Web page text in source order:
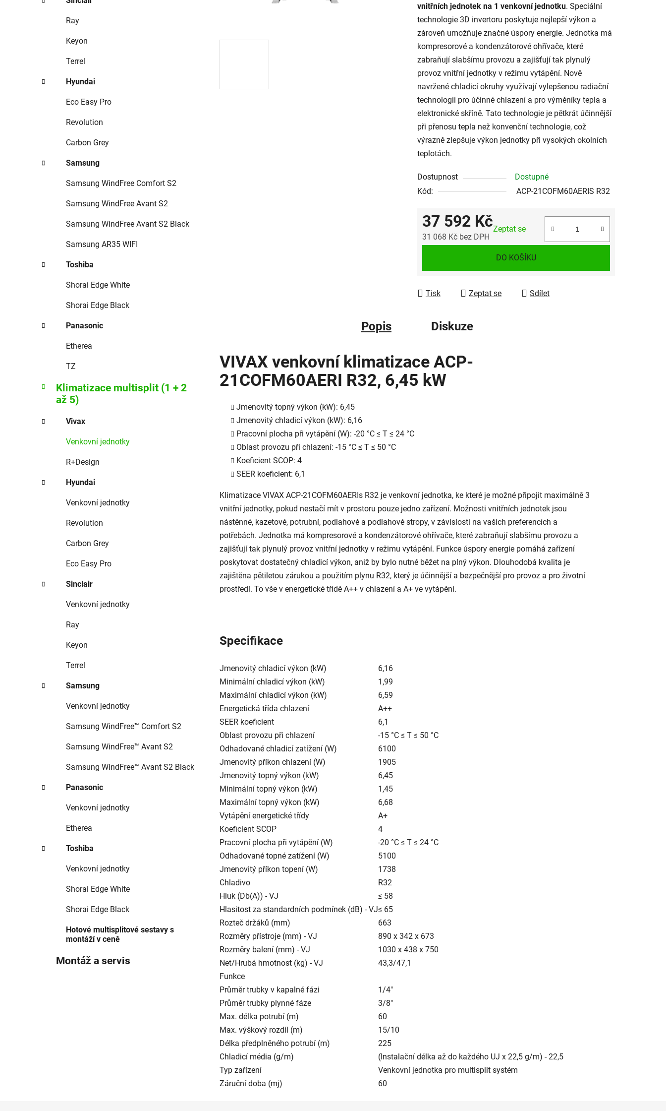
p
Ray
Keyon
Terrel
Hyundai
Eco Easy Pro
Revolution
Carbon Grey
Samsung
Samsung WindFree Comfort S2
Samsung WindFree Avant S2
Samsung WindFree Avant S2 Black
Samsung AR35 WIFI
Toshiba
Shorai Edge White
Shorai Edge Black
Panasonic
Etherea
TZ
Klimatizace multisplit (1 + 2
až 5)
Vivax
Venkovní jednotky
R+Design
Hyundai
Venkovní jednotky
Revolution
Carbon Grey
Eco Easy Pro
Sinclair
Venkovní jednotky
Ray
Keyon
Terrel
Samsung
Venkovní jednotky
Samsung WindFree™ Comfort S2
Samsung WindFree™ Avant S2
Samsung WindFree™ Avant S2 Black
Panasonic
Venkovní jednotky
Etherea
Toshiba
Venkovní jednotky
Shorai Edge White
Shorai Edge Black
Hotové multisplitové sestavy s
montáží v ceně
Montáž a servis
vnitřních jednotek na 1 venkovní jednotku. Speciální
technologie 3D invertoru poskytuje nejlepší výkon a
zároveň umožňuje značné úspory energie. Jednotka má
kompresorové a kondenzátorové ohřívače, které
zabraňují slabšímu provozu a zajišťují tak plynulý
provoz vnitřní jednotky v režimu vytápění. Nově
navržené chladicí okruhy využívají vylepšenou radiační
technologii pro účinné chlazení a pro výměníky tepla a
elektronické skříně. Tato technologie je pětkrát účinnější
při přenosu tepla než konvenční technologie, což
výrazně zlepšuje výkon jednotky při vysokých okolních
teplotách.
Dostupnost
Dostupné
Kód:
ACP-21COFM60AERIS R32
37 592 Kč
31 068 Kč bez DPH
Zeptat se
DO KOŠÍKU
Tisk Zeptat se Sdílet
Popis Diskuze
VIVAX venkovní klimatizace ACP-
21COFM60AERI R32, 6,45 kW
Jmenovitý topný výkon (kW): 6,45
Jmenovitý chladicí výkon (kW): 6,16
Pracovní plocha při vytápění (W): -20 °C ≤ T ≤ 24 °C
Oblast provozu při chlazení: -15 °C ≤ T ≤ 50 °C
Koeficient SCOP: 4
SEER koeficient: 6,1
Klimatizace VIVAX ACP-21COFM60AERIs R32 je venkovní jednotka, ke které je možné připojit maximálně 3
vnitřní jednotky, pokud nestačí mít v prostoru pouze jedno zařízení. Možnosti vnitřních jednotek jsou
nástěnné, kazetové, potrubní, podlahové a podlahové stropy, v závislosti na vašich preferencích a
potřebách. Jednotka má kompresorové a kondenzátorové ohřívače, které zabraňují slabšímu provozu a
zajišťují tak plynulý provoz vnitřní jednotky v režimu vytápění. Funkce úspory energie pomáhá zařízení
poskytovat dostatečný chladicí výkon, aniž by bylo nutné běžet na plný výkon. Dlouhodobá kvalita je
zajištěna pětiletou zárukou a použitím plynu R32, který je účinnější a bezpečnější pro provoz a pro životní
prostředí. To vše v energetické třídě A++ v chlazení a A+ ve vytápění.
Specifikace
Jmenovitý chladicí výkon (kW)
6,16
Minimální chladicí výkon (kW)
1,99
Maximální chladicí výkon (kW)
6,59
Energetická třída chlazení
A++
SEER koeficient
6,1
Oblast provozu při chlazení
-15 °C ≤ T ≤ 50 °C
Odhadované chladicí zatížení (W)
6100
Jmenovitý příkon chlazení (W)
1905
Jmenovitý topný výkon (kW)
6,45
Minimální topný výkon (kW)
1,45
Maximální topný výkon (kW)
6,68
Vytápění energetické třídy
A+
Koeficient SCOP
4
Pracovní plocha při vytápění (W)
-20 °C ≤ T ≤ 24 °C
Odhadované topné zatížení (W)
5100
Jmenovitý příkon topení (W)
1738
Chladivo
R32
Hluk (Db(A)) - VJ
≤ 58
Hlasitost za standardních podmínek (dB) - VJ≤ 65
Rozteč držáků (mm)
663
Rozměry přístroje (mm) - VJ
890 x 342 x 673
Rozměry balení (mm) - VJ
1030 x 438 x 750
Net/Hrubá hmotnost (kg) - VJ
43,3/47,1
Funkce
Průměr trubky v kapalné fázi
1/4"
Průměr trubky plynné fáze
3/8"
Max. délka potrubí (m)
60
Max. výškový rozdíl (m)
15/10
Délka předplněného potrubí (m)
225
Chladicí média (g/m)
(Instalační délka až do každého UJ x 22,5 g/m) - 22,5
Typ zařízení
Venkovní jednotka pro multisplit systém
Záruční doba (mj)
60